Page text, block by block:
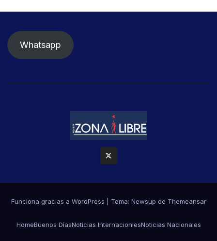
Whatsapp
Funciona gracias a WordPress Tema: Newsup de Themeansar
HomeBuenos DíasNoticias InternacionlesNoticias Nacionales